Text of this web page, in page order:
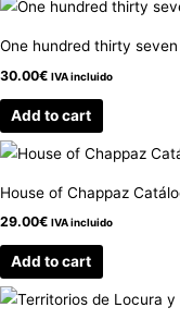
One hundred thirty
30.00€ IVA incluido
Add to cart
House of Chappaz
29.00€ IVA incluido
Add to cart